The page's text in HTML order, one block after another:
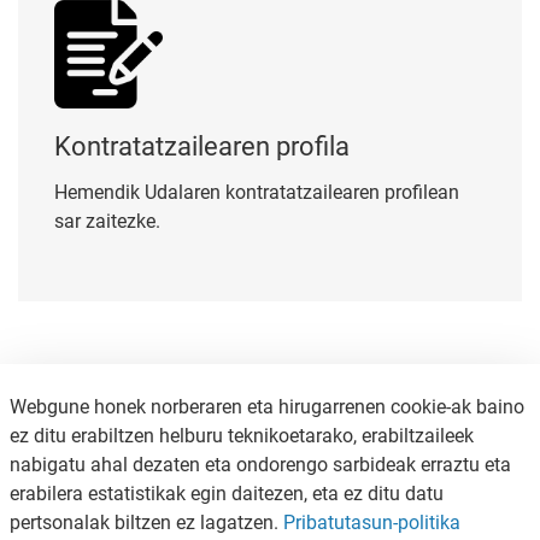
Kontratatzailearen profila
Hemendik Udalaren kontratatzailearen profilean
sar zaitezke.
Webgune honek norberaren eta hirugarrenen cookie-ak baino
ez ditu erabiltzen helburu teknikoetarako, erabiltzaileek
nabigatu ahal dezaten eta ondorengo sarbideak erraztu eta
erabilera estatistikak egin daitezen, eta ez ditu datu
pertsonalak biltzen ez lagatzen. Pribatutasun-politika